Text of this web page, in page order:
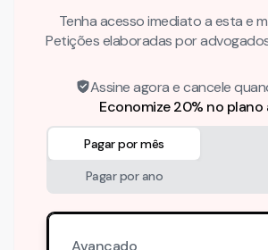
Tenha acesso imediato a esta e
Petições elaboradas por
Assine agora e cancele
Economize 20% no plano
Pagar por mês
Pagar por ano
Avançado